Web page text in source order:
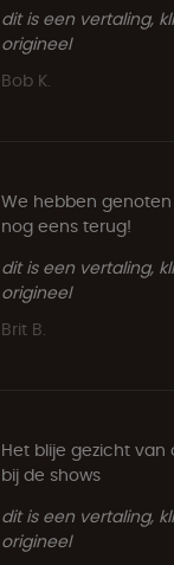
dit is een vertaling,
origineel
Bob K.
We hebben
nog eens terug!
dit is een vertaling,
origineel
Brit B.
Het blije gezicht van
bij de shows
dit is een vertaling,
origineel